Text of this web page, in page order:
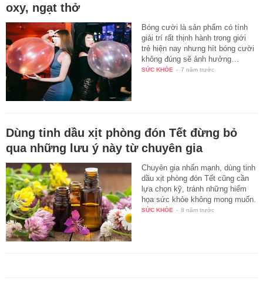
oxy, ngạt thở
Bóng cười là sản phẩm có tính
giải trí rất thịnh hành trong giới
trẻ hiện nay nhưng hít bóng cười
không đúng sẽ ảnh hưởng…
SỨC KHỎE - 7 năm trước
Dùng tinh dầu xịt phòng đón Tết đừng bỏ
qua những lưu ý này từ chuyên gia
Chuyên gia nhấn mạnh, dùng tinh
dầu xịt phòng đón Tết cũng cần
lựa chọn kỹ, tránh những hiểm
họa sức khỏe không mong muốn.
SỨC KHỎE - 8 năm trước